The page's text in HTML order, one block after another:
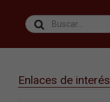
Enlaces de interés